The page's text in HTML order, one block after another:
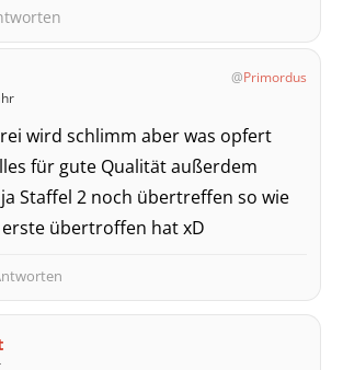
Primordus
wird schlimm aber was opfert
für gute Qualität außerdem
Staffel 2 noch übertreffen so wie
übertroffen hat xD